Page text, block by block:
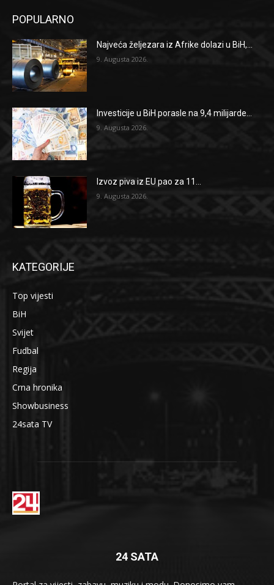
POPULARNO
Najveća željezara iz Afrike dolazi u BiH,...
9. Augusta 2026.
Investicije u BiH porasle na 9,4 milijarde...
9. Augusta 2026.
Izvoz piva iz EU pao za 11...
9. Augusta 2026.
KATEGORIJE
Top vijesti
BiH
Svijet
Fudbal
Regija
Crna hronika
Showbusiness
24sata TV
24 SATA